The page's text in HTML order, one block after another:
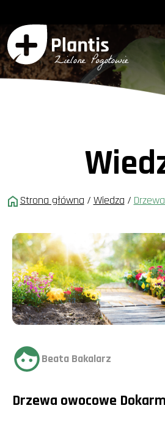
Strona główna / Wiedza /
Beata Bakalarz
Drzewa owocowe